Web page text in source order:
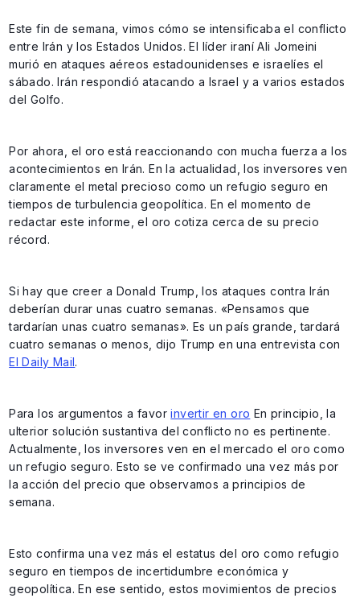
Este fin de semana, vimos cómo se intensificaba el conflicto
entre Irán y los Estados Unidos. El líder iraní Ali Jomeini
murió en ataques aéreos estadounidenses e israelíes el
sábado. Irán respondió atacando a Israel y a varios estados
del Golfo.
Por ahora, el oro está reaccionando con mucha fuerza a los
acontecimientos en Irán. En la actualidad, los inversores ven
claramente el metal precioso como un refugio seguro en
tiempos de turbulencia geopolítica. En el momento de
redactar este informe, el oro cotiza cerca de su precio
récord.
Si hay que creer a Donald Trump, los ataques contra Irán
deberían durar unas cuatro semanas. «Pensamos que
tardarían unas cuatro semanas». Es un país grande, tardará
cuatro semanas o menos, dijo Trump en una entrevista con
El Daily Mail.
Para los argumentos a favorinvertir en oro En principio, la
ulterior solución sustantiva del conflicto no es pertinente.
Actualmente, los inversores ven en el mercado el oro como
un refugio seguro. Esto se ve confirmado una vez más por
la acción del precio que observamos a principios de
semana.
Esto confirma una vez más el estatus del oro como refugio
seguro en tiempos de incertidumbre económica y
geopolítica. En ese sentido, estos movimientos de precios